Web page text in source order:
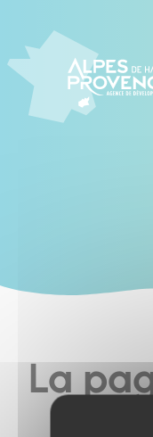
La
vous